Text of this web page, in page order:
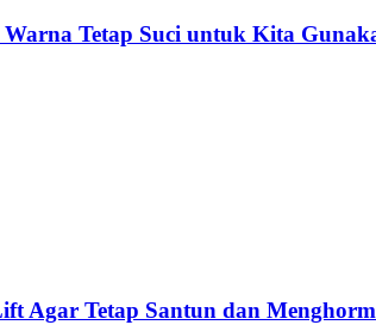
Tetap Suci untuk Kita
Agar Tetap Santun dan